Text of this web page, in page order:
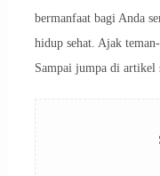
bermanfaat bagi Anda
hidup sehat. Ajak
Sampai jumpa di artikel